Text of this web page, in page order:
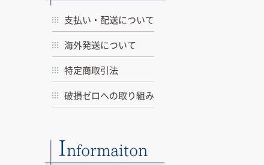
支払い・配送について
海外発送について
特定商取引法
破損ゼロへの取り組み
Informaiton